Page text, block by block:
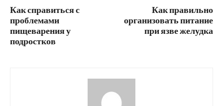
Как справиться с
проблемами
пищеварения у
подростков
Как правильно
организовать питание
при язве желудка